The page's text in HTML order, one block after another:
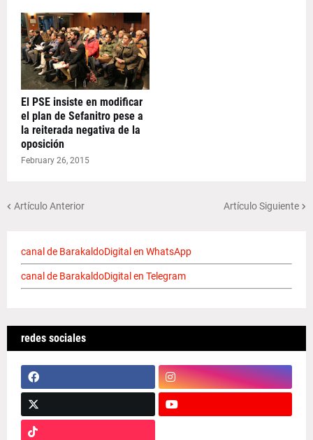
El PSE insiste en modificar
el plan de Sefanitro pese a
la reiterada negativa de la
oposición
February 26, 2015
Artículo Anterior Artículo Siguiente
canal de BarakaldoDigital en WhatsApp
canal de BarakaldoDigital en Telegram
redes sociales